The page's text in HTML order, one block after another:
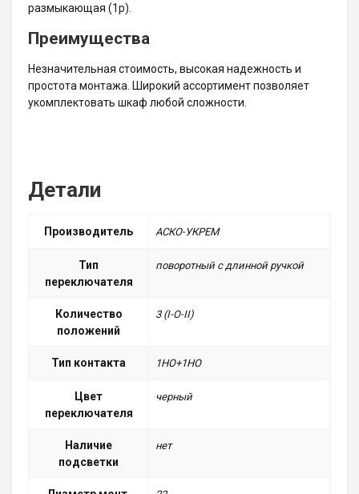
размыкающая (1р).
Преимущества
Незначительная стоимость, высокая надежность и
простота монтажа. Широкий ассортимент позволяет
укомплектовать шкаф любой сложности.
Детали
Производитель АСКО-УКРЕМ
Тип
переключателя
поворотный с длинной ручкой
Количество
положений
3 (I-O-II)
Тип контакта 1НО+1НО
Цвет
переключателя
черный
Наличие
подсветки
нет